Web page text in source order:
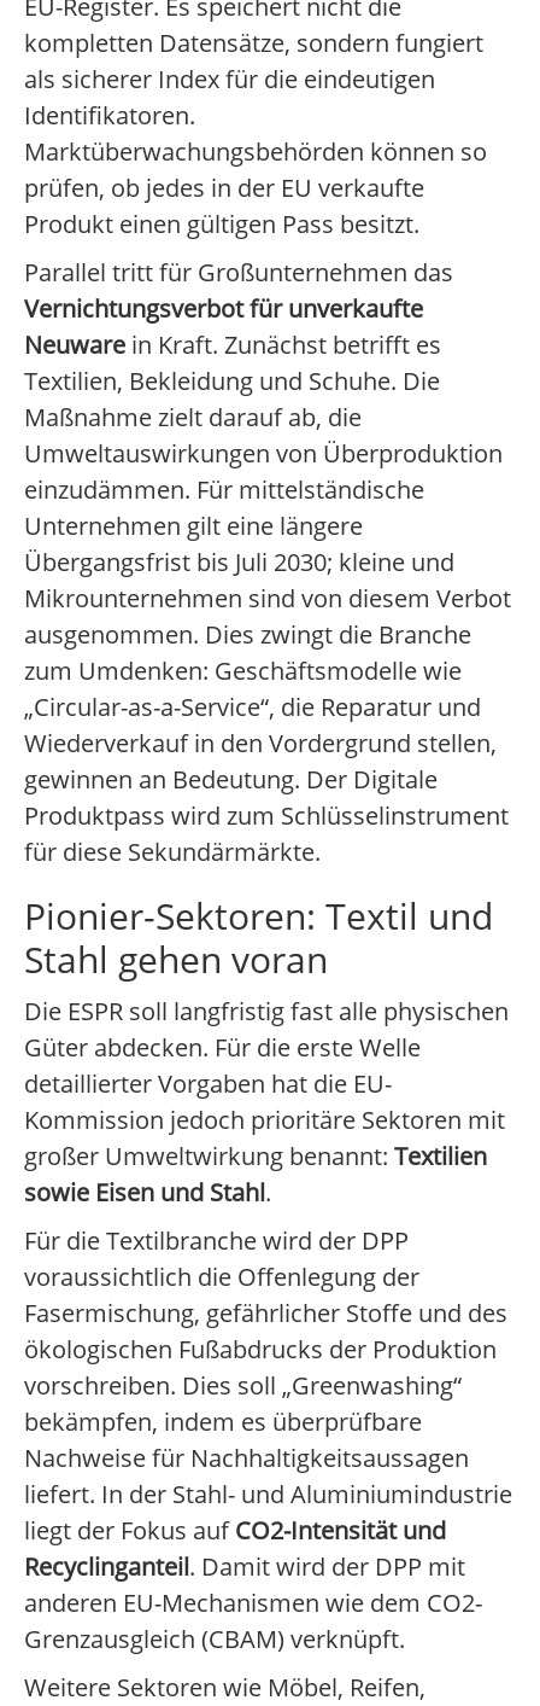
EU-Register. Es speichert nicht die
kompletten Datensätze, sondern fungiert
als sicherer Index für die eindeutigen
Identifikatoren.
Marktüberwachungsbehörden können so
prüfen, ob jedes in der EU verkaufte
Produkt einen gültigen Pass besitzt.
Parallel tritt für Großunternehmen das
Vernichtungsverbot für unverkaufte
Neuware in Kraft. Zunächst betrifft es
Textilien, Bekleidung und Schuhe. Die
Maßnahme zielt darauf ab, die
Umweltauswirkungen von Überproduktion
einzudämmen. Für mittelständische
Unternehmen gilt eine längere
Übergangsfrist bis Juli 2030; kleine und
Mikrounternehmen sind von diesem Verbot
ausgenommen. Dies zwingt die Branche
zum Umdenken: Geschäftsmodelle wie
„Circular-as-a-Service“, die Reparatur und
Wiederverkauf in den Vordergrund stellen,
gewinnen an Bedeutung. Der Digitale
Produktpass wird zum Schlüsselinstrument
für diese Sekundärmärkte.
Pionier-Sektoren: Textil und
Stahl gehen voran
Die ESPR soll langfristig fast alle physischen
Güter abdecken. Für die erste Welle
detaillierter Vorgaben hat die EU-
Kommission jedoch prioritäre Sektoren mit
großer Umweltwirkung benannt: Textilien
sowie Eisen und Stahl.
Für die Textilbranche wird der DPP
voraussichtlich die Offenlegung der
Fasermischung, gefährlicher Stoffe und des
ökologischen Fußabdrucks der Produktion
vorschreiben. Dies soll „Greenwashing“
bekämpfen, indem es überprüfbare
Nachweise für Nachhaltigkeitsaussagen
liefert. In der Stahl- und Aluminiumindustrie
liegt der Fokus aufCO2-Intensität und
Recyclinganteil. Damit wird der DPP mit
anderen EU-Mechanismen wie dem CO2-
Grenzausgleich (CBAM) verknüpft.
Weitere Sektoren wie Möbel, Reifen,